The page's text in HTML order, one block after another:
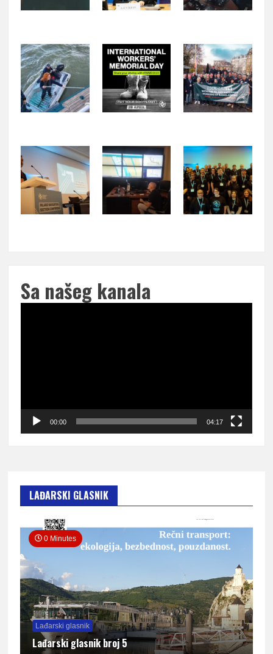
Sa našeg kanala
00:00 04:17
LAĐARSKI GLASNIK
0 Minutes
Lađarski glasnik
Lađarski glasnik broj 5